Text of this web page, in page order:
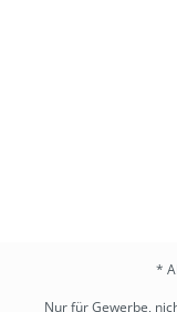
*
Nur für Gewerbe,